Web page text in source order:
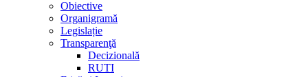
Obiective
Organigramă
Legislație
Transparenţă
Decizională
RUTI